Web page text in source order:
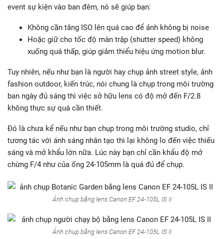
event sự kiện vào ban đêm, nó sẽ giúp bạn:
Không cần tăng ISO lên quá cao để ảnh không bị noise
Hoặc giữ cho tốc độ màn trập (shutter speed) không
xuống quá thấp, giúp giảm thiểu hiệu ứng motion blur.
Tuy nhiên, nếu như bạn là người hay chụp ảnh street style, ảnh
fashion outdoor, kiến trúc, nói chung là chụp trong môi trường
ban ngày đủ sáng thì việc sở hữu lens có độ mở đến F/2.8
không thực sự quá cần thiết.
Đó là chưa kể nếu như bạn chụp trong môi trường studio, chỉ
tương tác với ánh sáng nhân tạo thì lại không lo đến việc thiếu
sáng và mở khẩu lớn nữa. Lúc này bạn chỉ cần khẩu độ mở
chừng F/4 như của ống 24-105mm là quá đủ để chụp.
Ảnh chụp bằng lens Canon EF 24-105L IS II
Ảnh chụp bằng lens Canon EF 24-105L IS II